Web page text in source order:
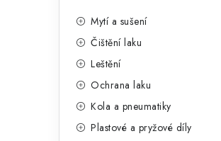
Mytí a sušení
Čištění laku
Leštění
Ochrana laku
Kola a pneumatiky
Plastové a pryžové díly